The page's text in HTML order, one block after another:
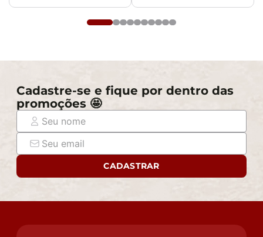
Cadastre-se e fique por dentro das
promoções 🤩
CADASTRAR